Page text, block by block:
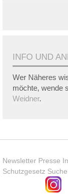
INFO UND
Wer Näheres
möchte, wende
Weidner.
Newsletter Presse
Schutzgesetz Suche